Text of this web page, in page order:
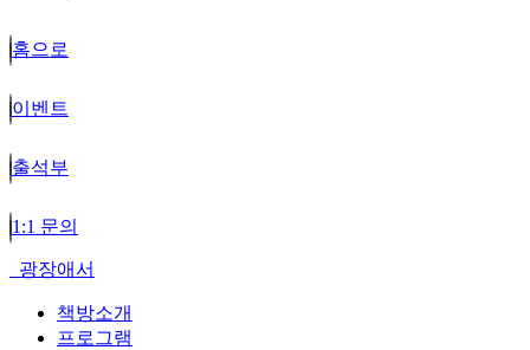
홈으로
이벤트
출석부
1:1 문의
광장애서
책방소개
프로그램